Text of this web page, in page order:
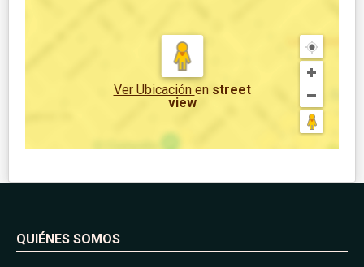
Ver Ubicación en street
view
QUIÉNES SOMOS